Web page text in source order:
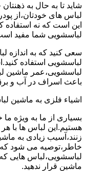
شاید تا به حال به
لباس های خودتان،از
این است که نه استفاده
لباسشویی شما مفید است
سعی کنید که به اندازه
لباسشویی استفاده
لباسشویی،عمر ماشین
باعث اسراف در آب و
اشیاء فلزی به ماشین
بسیاری از ما به ویژه
هستیم.این لباس ها با
زنند،آسیب زیادی به
خاطر،توصیه می شود که
لباسشویی،لباس هایی
ماشین قرار ندهید.